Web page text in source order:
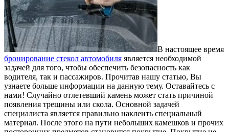
В настоящее время
бронирование стекол автомобиля является необходимой
задачей для того, чтобы обеспечить безопасность как
водителя, так и пассажиров. Прочитав нашу статью, Вы
узнаете больше информации на данную тему. Оставайтесь с
нами! Случайно отлетевший камень может стать причиной
появления трещины или скола. Основной задачей
специалиста является правильно наклеить специальный
материал. После этого на пути небольших камешков и прочих